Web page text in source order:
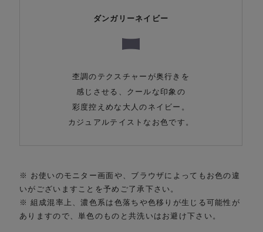
ダンガリーネイビー
杢調のテクスチャーが奥行きを
感じさせる、クールな印象の
彩度控えめな大人のネイビー。
カジュアルテイストなお色です。
※ お使いのモニター画面や、ブラウザによってもお色の違
いがございますことを予めご了承下さい。
※ 組成混率上、濃色系は色落ちや色移りが生じる可能性が
ありますので、単色のものと共洗いはお避け下さい。